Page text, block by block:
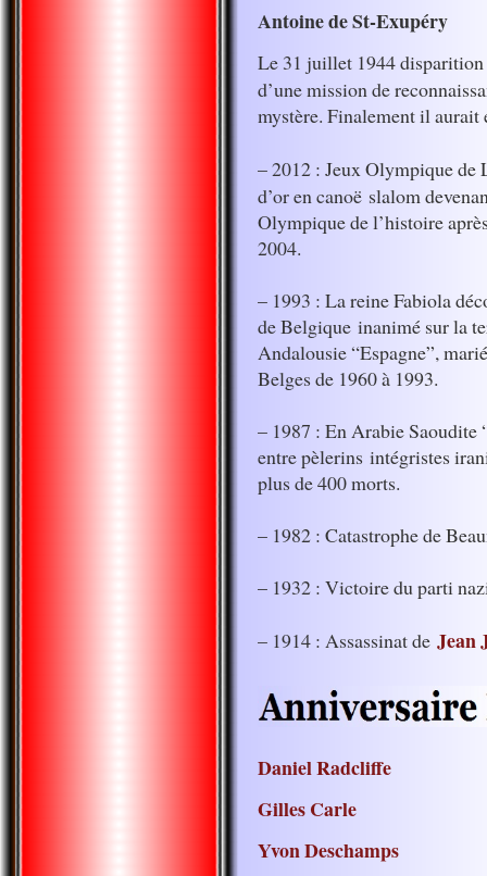
Antoine de St-Exupéry
Le 31 juillet 1944
d’une mission de
mystère. Finalement il aurait
– 2012 : Jeux Olympique
d’or en canoë slalom
Olympique de l’histoire
2004.
– 1993 : La reine Fabiola
de Belgique inanimé sur la
Andalousie “Espagne”,
Belges de 1960 à 1993.
– 1987 : En Arabie Saoudite
entre pèlerins intégristes
plus de 400 morts.
– 1982 : Catastrophe de
– 1932 : Victoire du parti
– 1914 : Assassinat deJean
Daniel Radcliffe
Gilles Carle
Yvon Deschamps